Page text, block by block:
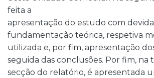
feita a
apresentação do estudo com devida
fundamentação teórica, respetiva
utilizada e, por fim, apresentação
seguida das conclusões. Por fim, na
secção do relatório, é apresentada